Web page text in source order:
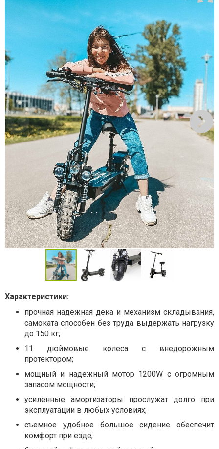
Характеристики:
прочная надежная дека и механизм складывания,
самоката способен без труда выдержать нагрузку
до 150 кг;
11 дюймовые колеса с внедорожным
протектором;
мощный и надежный мотор 1200W с огромным
запасом мощности;
усиленные амортизаторы прослужат долго при
эксплуатации в любых условиях;
съемное удобное большое сидение обеспечит
комфорт при езде;